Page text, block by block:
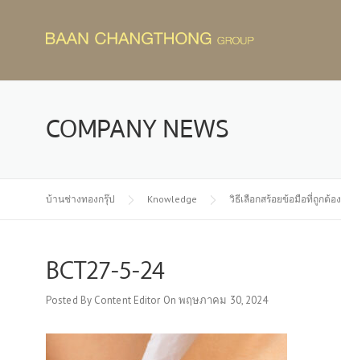
COMPANY NEWS
บ้านช่างทองกรุ๊ป Knowledge วิธีเลือกสร้อยข้อมือที่ถูกต้อง
BCT27-5-24
Posted By Content Editor On พฤษภาคม 30, 2024